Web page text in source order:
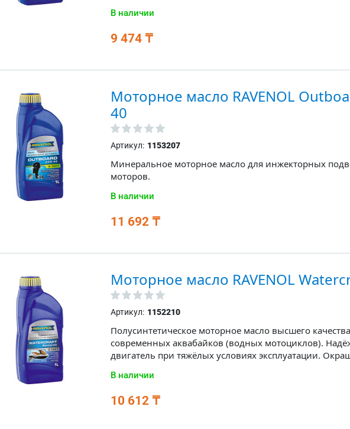
В наличии
9 474 ₸
Моторное масло RAVENOL
40
Артикул: 1153207
Минеральное моторное масло для инжекторных
моторов.
В наличии
11 692 ₸
Моторное масло RAVENOL
Артикул: 1152210
Полусинтетическое моторное масло высшего
современных аквабайков (водных мотоциклов).
двигатель при тяжёлых условиях эксплуатации.
В наличии
10 612 ₸